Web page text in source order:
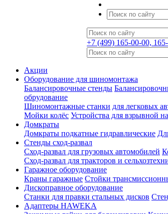
+7 (499) 165-00-00,
Акции
Оборудование для шиномонтажа
Балансировочные стенды
обрудование
Шиномонтажные станки для легковых
Мойки колёс Устройства для взрывной
Домкраты
Домкраты подкатные гидравлические
Стенды сход-развал
Сход-развал для грузовых автомобилей
Сход-развал для тракторов и
Гаражное оборудование
Краны гаражные Стойки
Дископравное оборудование
Станки для правки стальных дисков
Адаптеры HAWEKA